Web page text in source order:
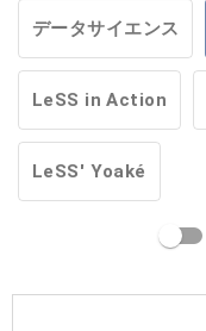
データサイエンス
LeSS in Action
LeSS' Yoaké